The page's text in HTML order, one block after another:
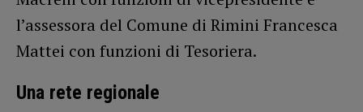
l’assessora del Comune di Rimini Francesca
Mattei con funzioni di Tesoriera.
Una rete regionale